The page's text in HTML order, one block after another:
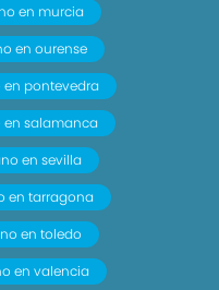
en murcia
en ourense
pontevedra
en salamanca
en sevilla
en tarragona
en toledo
en valencia